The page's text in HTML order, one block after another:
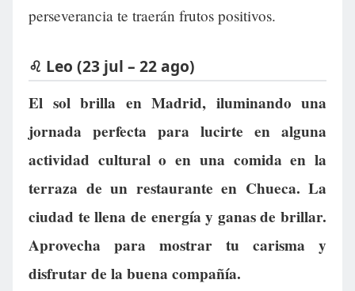
perseverancia te traerán frutos positivos.
♌ Leo (23 jul – 22 ago)
El sol brilla en Madrid, iluminando una
jornada perfecta para lucirte en alguna
actividad cultural o en una comida en la
terraza de un restaurante en Chueca. La
ciudad te llena de energía y ganas de brillar.
Aprovecha para mostrar tu carisma y
disfrutar de la buena compañía.